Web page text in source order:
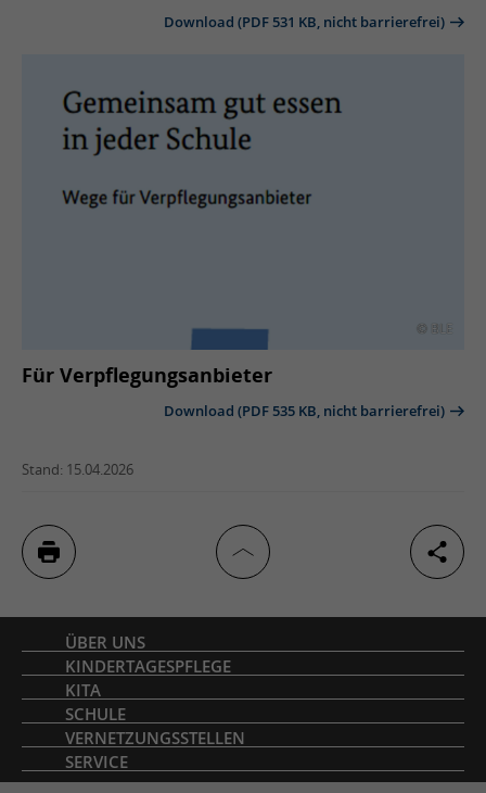
Download (PDF 531 KB, nicht barrierefrei)
© BLE
Für Verpflegungsanbieter
Download (PDF 535 KB, nicht barrierefrei)
Stand: 15.04.2026
Inhaltsverzeichnis
ÜBER UNS
KINDERTAGESPFLEGE
KITA
SCHULE
VERNETZUNGSSTELLEN
SERVICE